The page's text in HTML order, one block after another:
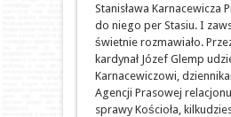
Stanisława Karnacewicza
do niego per Stasiu. I
świetnie rozmawiało.
kardynał Józef Glemp
Karnacewiczowi,
Agencji Prasowej
sprawy Kościoła,